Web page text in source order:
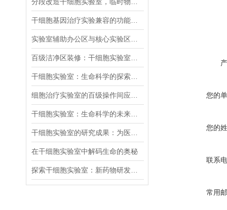
在干细胞实验室中解码生命的奥秘
您的
您的
联系
常用